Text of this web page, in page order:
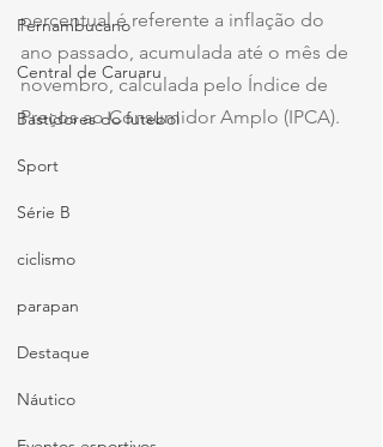
Pernambucano
Central de Caruaru
Bastidores do futebol
Sport
Série B
ciclismo
parapan
Destaque
Náutico
percentual é referente a inflação do
ano passado, acumulada até o mês de
novembro, calculada pelo Índice de
Preços ao Consumidor Amplo (IPCA).